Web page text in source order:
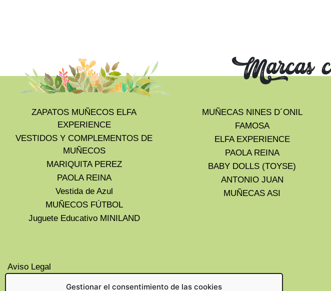
Gestionar el consentimiento de las cookies
Marcas
ZAPATOS MUÑECOS ELFA
EXPERIENCE
VESTIDOS Y COMPLEMENTOS DE
MUÑECOS
MARIQUITA PEREZ
PAOLA REINA
Vestida de Azul
MUÑECOS FÚTBOL
Juguete Educativo MINILAND
Aviso Legal
MUÑECAS NINES D´ONIL
FAMOSA
ELFA EXPERIENCE
PAOLA REINA
BABY DOLLS (TOYSE)
ANTONIO JUAN
MUÑECAS ASI